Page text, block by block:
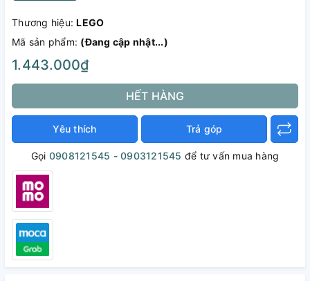
Thương hiệu:LEGO
Mã sản phẩm: (Đang cập nhật...)
1.443.000₫
HẾT HÀNG
Yêu thích Trả góp
Gọi 0908121545 - 0903121545 để tư vấn mua hàng